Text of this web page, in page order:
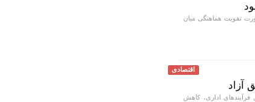
تقویت هماهنگی میان
اقتصادی
آزاد
اداری، کاهش